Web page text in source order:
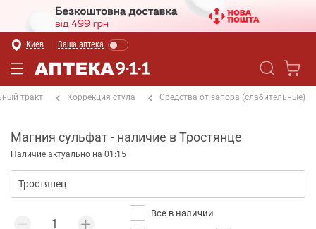
Киев Ваша аптека
тракт Коррекция стула Средства от запора (слабительные)
Магния сульфат - наличие в Тростянце
Наличие актуально на 01:15
Все в наличии